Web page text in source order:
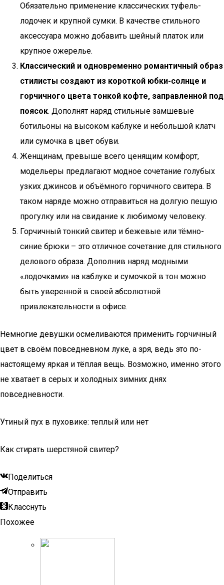
Обязательно применение классических туфель-
лодочек и крупной сумки. В качестве стильного
аксессуара можно добавить шейный платок или
крупное ожерелье.
Классический и одновременно романтичный образ
стилисты создают из короткой юбки-солнце и
горчичного цвета тонкой кофте, заправленной под
поясок. Дополнят наряд стильные замшевые
ботильоны на высоком каблуке и небольшой клатч
или сумочка в цвет обуви.
Женщинам, превыше всего ценящим комфорт,
модельеры предлагают модное сочетание голубых
узких джинсов и объёмного горчичного свитера. В
таком наряде можно отправиться на долгую пешую
прогулку или на свидание к любимому человеку.
Горчичный тонкий свитер и бежевые или тёмно-
синие брюки – это отличное сочетание для стильного
делового образа. Дополнив наряд модными
«лодочками» на каблуке и сумочкой в тон можно
быть уверенной в своей абсолютной
привлекательности в офисе.
Немногие девушки осмеливаются применить горчичный
цвет в своём повседневном луке, а зря, ведь это по-
настоящему яркая и тёплая вещь. Возможно, именно этого
не хватает в серых и холодных зимних днях
повседневности.
Утиный пух в пуховике: теплый или нет
Как стирать шерстяной свитер?
Поделиться
Отправить
Класснуть
Похожее